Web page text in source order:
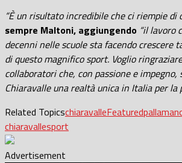
“È un risultato incredibile che ci riempie di
sempre Maltoni, aggiungendo “il lavoro
decenni nelle scuole sta facendo crescere
di questo magnifico sport. Voglio
collaboratori che, con passione e impegno,
Chiaravalle una realtà unica in Italia per la
Related TopicschiaravalleFeatured
chiaravallesport
Advertisement